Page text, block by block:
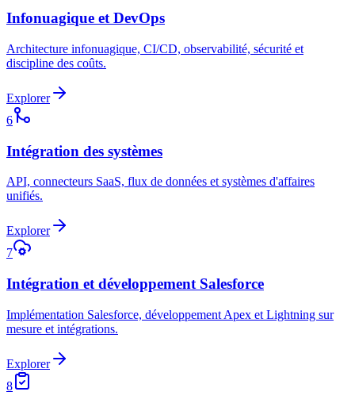
Infonuagique et DevOps
Architecture infonuagique, CI/CD, observabilité, sécurité et
discipline des coûts.
Explorer
6
Intégration des systèmes
API, connecteurs SaaS, flux de données et systèmes d'affaires
unifiés.
Explorer
7
Intégration et développement Salesforce
Implémentation Salesforce, développement Apex et Lightning sur
mesure et intégrations.
Explorer
8